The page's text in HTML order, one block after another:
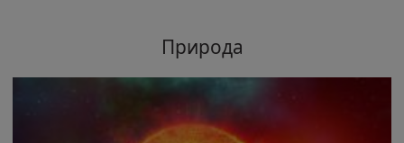
Природа